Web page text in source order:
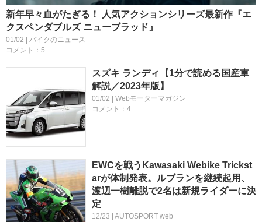
新年早々血がたぎる！ 人気アクションシリーズ最新作『エ
クスペンダブルズ ニューブラッド』
01/02 | バイクのニュース
コメント：5
スズキ ランディ【1分で読める国産車
解説／2023年版】
01/02 | Webモーターマガジン
コメント：4
EWCを戦うKawasaki Webike Trickst
arが体制発表。ルブランを継続起用、
渡辺一樹離脱で2名は新規ライダーに決
定
12/23 | AUTOSPORT web